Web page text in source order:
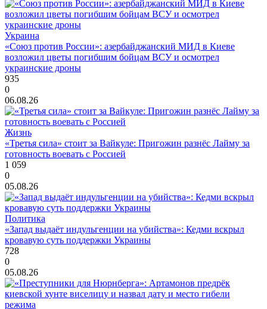
Украина
«Союз против России»: азербайджанский МИД в Киеве
возложил цветы погибшим бойцам ВСУ и осмотрел
украинские дроны
935
0
06.08.26
Жизнь
«Третья сила» стоит за Вайкуле: Пригожин разнёс Лайму за
готовность воевать с Россией
1 059
0
05.08.26
Политика
«Запад выдаёт индульгенции на убийства»: Кедми вскрыл
кровавую суть поддержки Украины
728
0
05.08.26